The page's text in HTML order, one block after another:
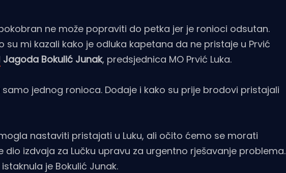
ne može popraviti do petka jer je ronioci odsutan.
su mi kazali kako je odluka kapetana da ne pristaje u Prvić
Jagoda Bokulić Junak, predsjednica MO Prvić Luka.
jednog ronioca. Dodaje i kako su prije brodovi pristajali
nastaviti pristajati u Luku, ali očito ćemo se morati
izdvaja za Lučku upravu za urgentno rješavanje problema.
je Bokulić Junak.